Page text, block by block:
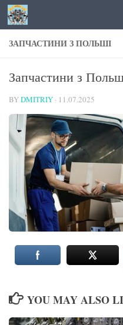
Skip to content
ЗАПЧАСТИНИ З ПОЛЬШІ
Запчастини з
BYDMITRIY · 11.07.2025
YOU MAY ALSO